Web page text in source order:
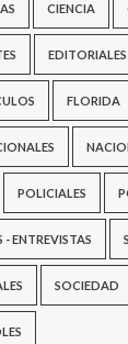
CIENCIA
EDITORIALES
FLORIDA
POLICIALES
ENTREVISTAS
SOCIEDAD